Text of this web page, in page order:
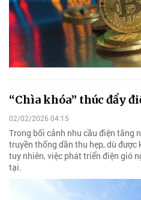
“Chìa khóa” thúc đẩy
02/02/2026 04:15
Trong bối cảnh nhu cầu điện tăng
truyền thống dần thu hẹp, dù
tuy nhiên, việc phát triển điện gió
tại.